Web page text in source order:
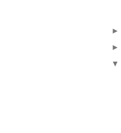
►
►
▼